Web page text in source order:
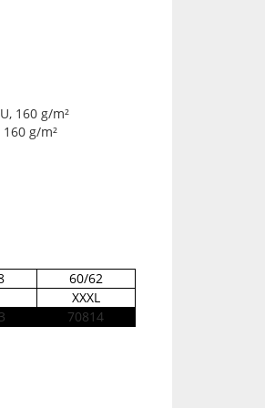
160 g/m²
g/m²
60/62
XXXL
70814